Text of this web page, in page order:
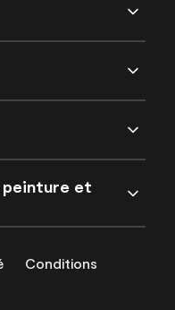
et
Conditions